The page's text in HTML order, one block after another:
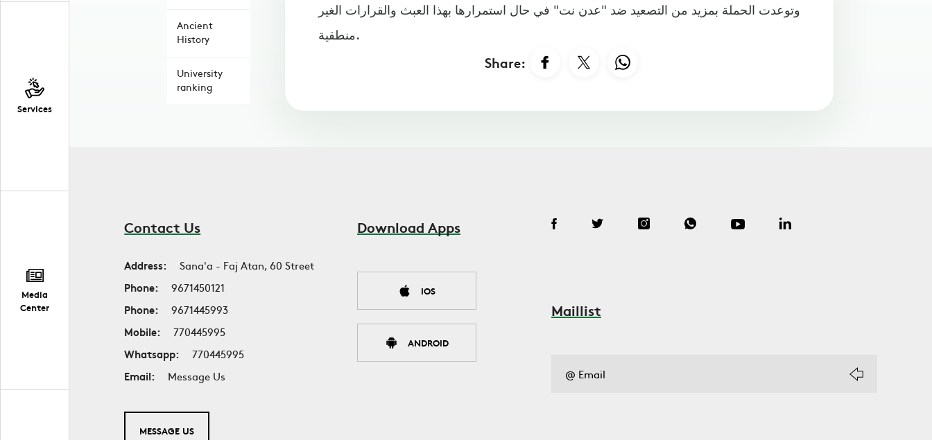
Services
Media
Center
Ancient
History
University
ranking
وتوعدت الحملة بمزيد من التصعيد ضد "عدن نت" في حال استمرارها بهذا العبث والقرارات الغير
منطقية.
Share:
Contact Us
Address:
Sana'a - Faj Atan, 60 Street
Phone:
9671450121
Phone:
9671445993
Mobile:
770445995
Whatsapp:
770445995
Email:
Message Us
MESSAGE US
Download Apps
IOS
ANDROID
Maillist